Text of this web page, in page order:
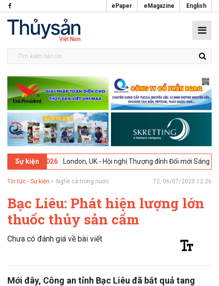
ePaper eMagazine English
Sự kiện
02-2026 London, UK - Hội nghị Thượng đỉnh Đổi mới Sáng tạo
Tin tức - Sự kiện Nghề cá trong nước T2, 06/07/2020 12:26
Bạc Liêu: Phát hiện lượng lớn
thuốc thủy sản cấm
Chưa có đánh giá về bài viết
Mới đây, Công an tỉnh Bạc Liêu đã bắt quả tang